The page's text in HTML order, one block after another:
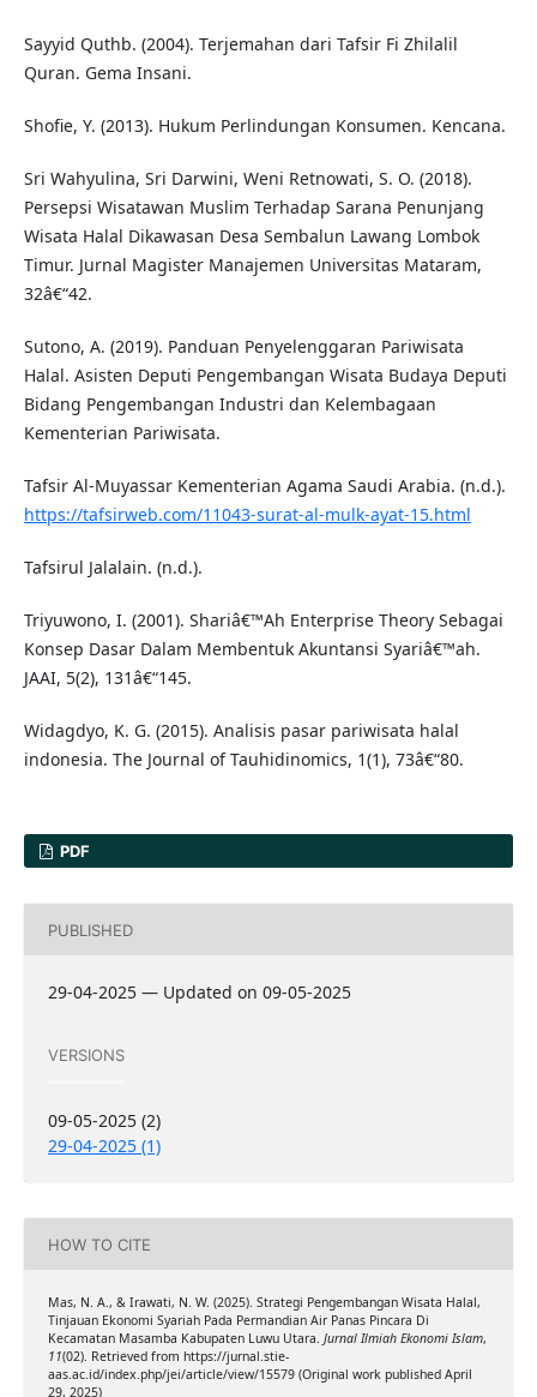
Sayyid Quthb. (2004). Terjemahan dari Tafsir Fi Zhilalil
Quran. Gema Insani.
Shofie, Y. (2013). Hukum Perlindungan Konsumen. Kencana.
Sri Wahyulina, Sri Darwini, Weni Retnowati, S. O. (2018).
Persepsi Wisatawan Muslim Terhadap Sarana Penunjang
Wisata Halal Dikawasan Desa Sembalun Lawang Lombok
Timur. Jurnal Magister Manajemen Universitas Mataram,
32â€“42.
Sutono, A. (2019). Panduan Penyelenggaran Pariwisata
Halal. Asisten Deputi Pengembangan Wisata Budaya Deputi
Bidang Pengembangan Industri dan Kelembagaan
Kementerian Pariwisata.
Tafsir Al-Muyassar Kementerian Agama Saudi Arabia. (n.d.).
https://tafsirweb.com/11043-surat-al-mulk-ayat-15.html
Tafsirul Jalalain. (n.d.).
Triyuwono, I. (2001). Shariâ€™Ah Enterprise Theory Sebagai
Konsep Dasar Dalam Membentuk Akuntansi Syariâ€™ah.
JAAI, 5(2), 131â€“145.
Widagdyo, K. G. (2015). Analisis pasar pariwisata halal
indonesia. The Journal of Tauhidinomics, 1(1), 73â€“80.
PDF
PUBLISHED
29-04-2025 — Updated on 09-05-2025
VERSIONS
09-05-2025 (2)
29-04-2025 (1)
HOW TO CITE
Mas, N. A., & Irawati, N. W. (2025). Strategi Pengembangan Wisata Halal,
Tinjauan Ekonomi Syariah Pada Permandian Air Panas Pincara Di
Kecamatan Masamba Kabupaten Luwu Utara. Jurnal Ilmiah Ekonomi Islam,
11(02). Retrieved from https://jurnal.stie-
aas.ac.id/index.php/jei/article/view/15579 (Original work published April
29, 2025)